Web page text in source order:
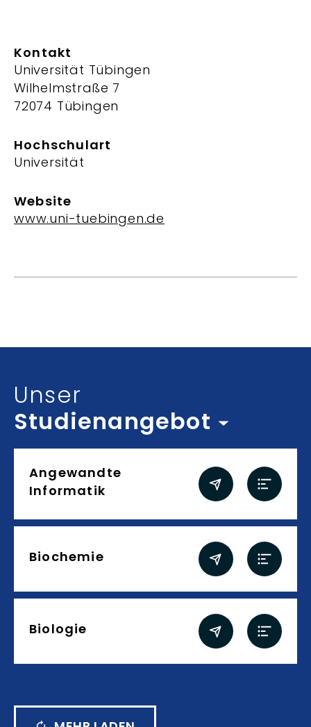
Kontakt
Universität Tübingen
Wilhelmstraße 7
72074 Tübingen
Hochschulart
Universität
Website
www.uni-tuebingen.de
Inhalt auswählen
Unser
Studienangebot
Angewandte
Informatik
Biochemie
Biologie